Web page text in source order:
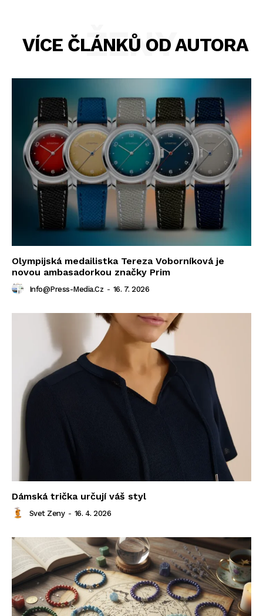
VÍCE ČLÁNKŮ OD AUTORA
ŽENY
Olympijská medailistka Tereza Voborníková je
novou ambasadorkou značky Prim
Info@press-Media.cz - 16. 7. 2026
Dámská trička určují váš styl
Svet Zeny - 16. 4. 2026